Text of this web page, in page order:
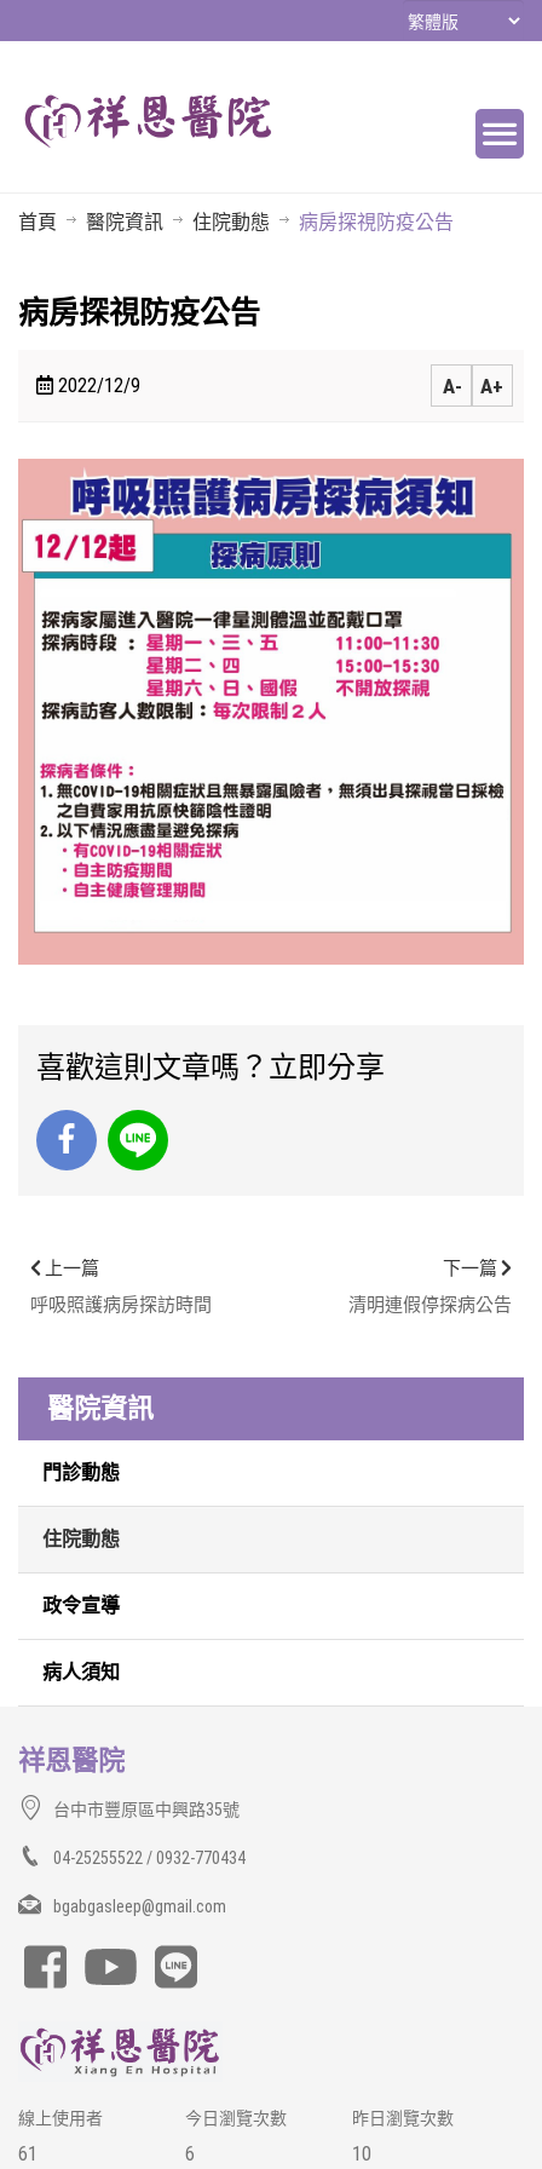
首頁 醫院資訊 住院動態 病房探視防疫公告
病房探視防疫公告
2022/12/9 A- A+
喜歡這則文章嗎？立即分享
上一篇
呼吸照護病房探訪時間
下一篇
清明連假停探病公告
醫院資訊
門診動態
住院動態
政令宣導
病人須知
祥恩醫院
台中市豐原區中興路35號
04-25255522 / 0932-770434
bgabgasleep@gmail.com
線上使用者
61
今日瀏覽次數
6
昨日瀏覽次數
10